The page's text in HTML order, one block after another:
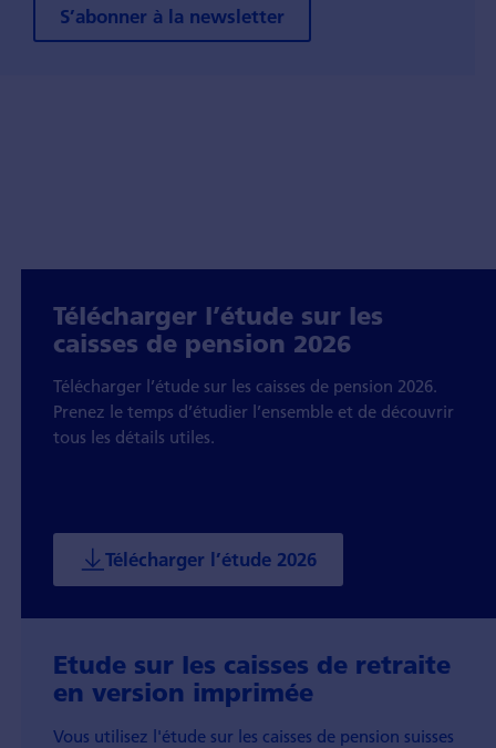
S’abonner à la newsletter
Télécharger l’étude sur les
caisses de pension 2026
Télécharger l’étude sur les caisses de pension 2026.
Prenez le temps d’étudier l’ensemble et de découvrir
tous les détails utiles.
Télécharger l’étude 2026
Etude sur les caisses de retraite
en version imprimée
Vous utilisez l'étude sur les caisses de pension suisses